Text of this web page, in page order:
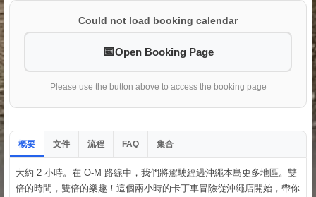
Could not load booking calendar
Open Booking Page
Please use the button above to access the booking page
概要 文件 流程 FAQ 集合
大約 2 小時。在 O-M 路線中，我們將駕駛經過沖繩本島更多地區。雙
倍的時間，雙倍的樂趣！這個兩小時的卡丁車冒險從沖繩店開始，帶你